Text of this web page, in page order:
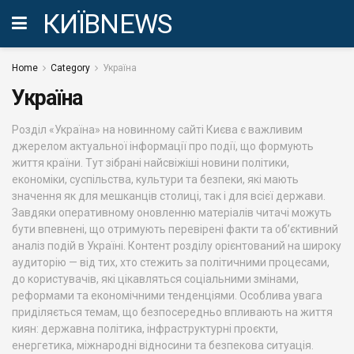
КИЇВNEWS
Home Category Україна
Україна
Розділ «Україна» на новинному сайті Києва є важливим
джерелом актуальної інформації про події, що формують
життя країни. Тут зібрані найсвіжіші новини політики,
економіки, суспільства, культури та безпеки, які мають
значення як для мешканців столиці, так і для всієї держави.
Завдяки оперативному оновленню матеріалів читачі можуть
бути впевнені, що отримують перевірені факти та об’єктивний
аналіз подій в Україні. Контент розділу орієнтований на широку
аудиторію — від тих, хто стежить за політичними процесами,
до користувачів, які цікавляться соціальними змінами,
реформами та економічними тенденціями. Особлива увага
приділяється темам, що безпосередньо впливають на життя
киян: державна політика, інфраструктурні проєкти,
енергетика, міжнародні відносини та безпекова ситуація.